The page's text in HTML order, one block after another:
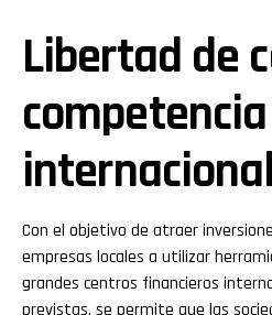
Libertad de
competencia
internacional
Con el objetivo de atraer
empresas locales a utilizar
grandes centros financieros
previstas, se permite que las